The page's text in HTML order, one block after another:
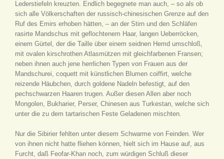
Lederstiefeln kreuzten. Endlich begegnete man auch, – so als ob
sich alle Völkerschaften der russisch-chinesischen Grenze auf den
Ruf des Emirs erhoben hätten, – an der Stirn und den Schläfen
rasirte Mandschus mit geflochtenem Haar, langen Ueberröcken,
einem Gürtel, der die Taille über einem seidnen Hemd umschloß,
mit ovalen kirschrothen Atlasmützen mit gleichfarbenen Fransen;
neben ihnen auch jene herrlichen Typen von Frauen aus der
Mandschurei, coquett mit künstlichen Blumen coiffirt, welche
reizende Häubchen, durch goldene Nadeln befestigt, auf den
pechschwarzen Haaren trugen. Außer diesen Allen aber noch
Mongolen, Bukharier, Perser, Chinesen aus Turkestan, welche sich
unter die zu dem tartarischen Feste Geladenen mischten.
Nur die Sibirier fehlten unter diesem Schwarme von Feinden. Wer
von ihnen nicht hatte fliehen können, hielt sich im Hause auf, aus
Furcht, daß Feofar-Khan noch, zum würdigen Schluß dieser